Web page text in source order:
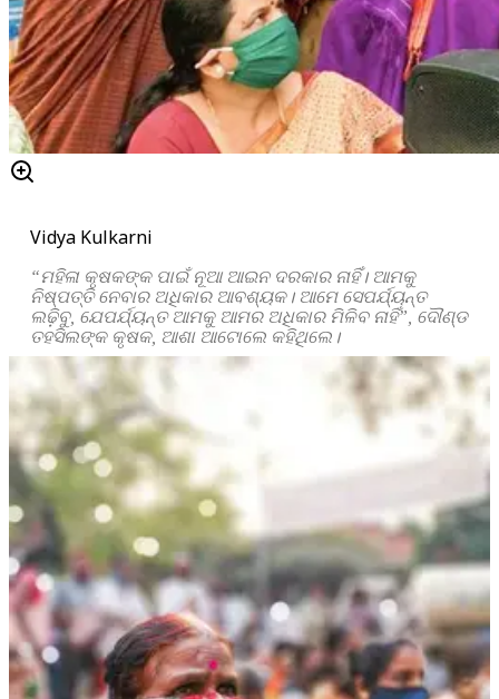
Vidya Kulkarni
“ମହିଳା କୃଷକଙ୍କ ପାଇଁ ନୂଆ ଆଇନ ଦରକାର ନାହିଁ। ଆମକୁ
ନିଷ୍ପତ୍ତି ନେବାର ଅଧିକାର ଆବଶ୍ୟକ। ଆମେ ସେପର୍ଯ୍ୟନ୍ତ
ଲଢ଼ିବୁ, ଯେପର୍ଯ୍ୟନ୍ତ ଆମକୁ ଆମର ଅଧିକାର ମିଳିବ ନାହିଁ”, ଦୌଣ୍ଡ
ତହସିଲଙ୍କ କୃଷକ, ଆଶା ଆଟୋଲେ କହିଥିଲେ।